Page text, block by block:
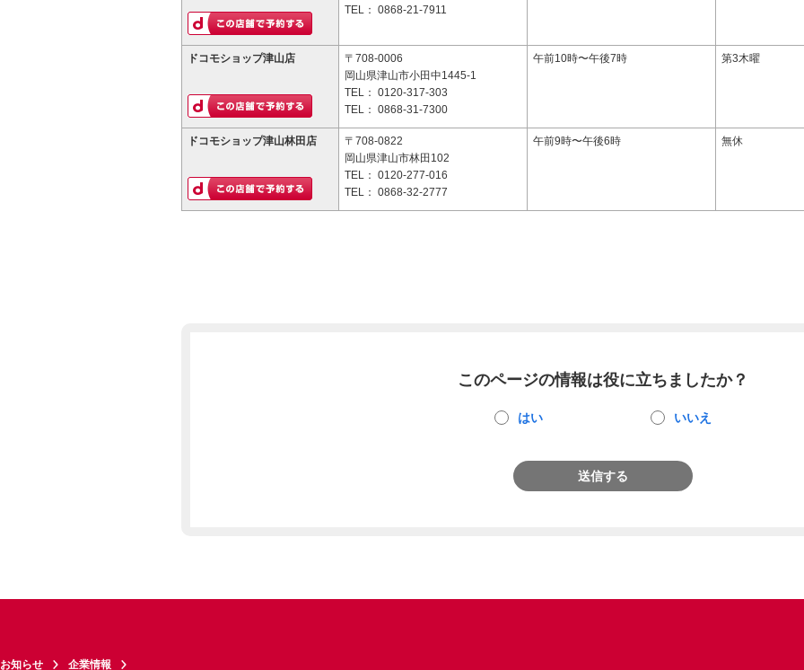
TEL： 0868-21-7911
ドコモショップ津山店
〒708-0006
岡山県津山市小田中1445-1
TEL： 0120-317-303
TEL： 0868-31-7300
午前10時〜午後7時 第3木曜
ドコモショップ津山林田店
〒708-0822
岡山県津山市林田102
TEL： 0120-277-016
TEL： 0868-32-2777
午前9時〜午後6時 無休
このページの情報は役に立ちましたか？
はい いいえ
送信する
お知らせ 企業情報